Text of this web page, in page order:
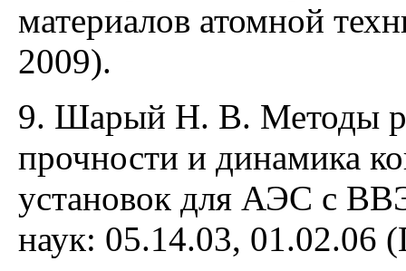
материалов атомной
2009).
9. Шарый Н. В. Методы
прочности и динамика
установок для АЭС с
наук: 05.14.03, 01.02.06